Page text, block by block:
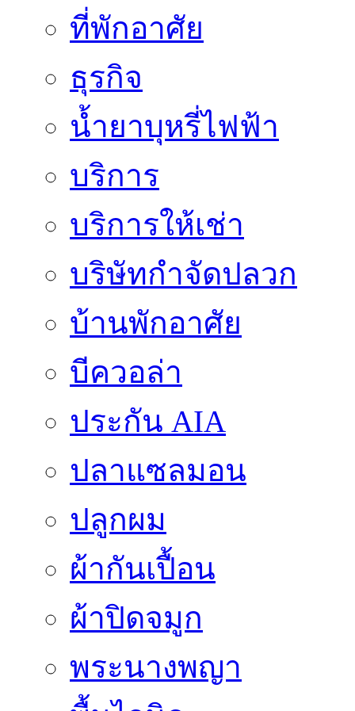
ที่พักอาศัย
ธุรกิจ
น้ำยาบุหรี่ไฟฟ้า
บริการ
บริการให้เช่า
บริษัทกำจัดปลวก
บ้านพักอาศัย
บีควอล่า
ประกัน AIA
ปลาแซลมอน
ปลูกผม
ผ้ากันเปื้อน
ผ้าปิดจมูก
พระนางพญา